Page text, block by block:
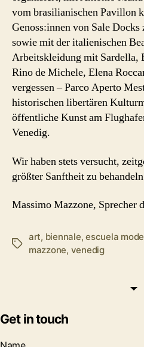
vom brasilianischen Pavillon
Genoss:innen von Sale Docks
sowie mit der italienischen
Arbeitskleidung mit Sardella,
Rino de Michele, Elena
vergessen – Parco Aperto
historischen libertären
öffentliche Kunst am
Venedig.
Wir haben stets versucht,
größter Sanftheit zu
Massimo Mazzone, Sprecher
Tags
art, biennale,escuela
mazzone, venedig
Get in touch